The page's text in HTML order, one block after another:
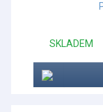
SKLADEM